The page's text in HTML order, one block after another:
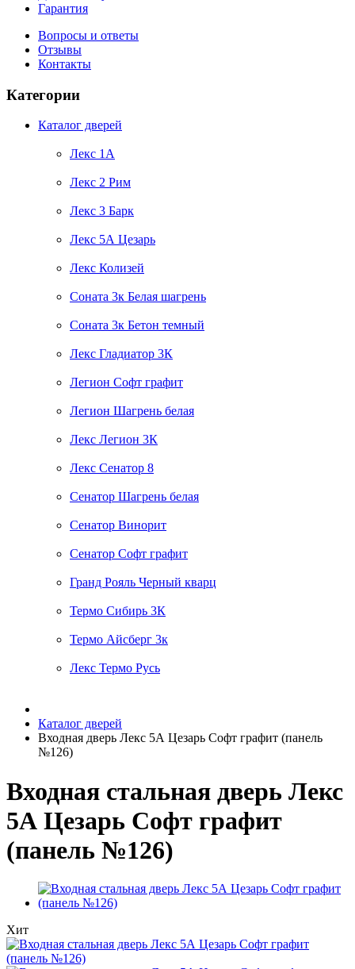
Гарантия
Вопросы и ответы
Отзывы
Контакты
Категории
Каталог дверей
Лекс 1А
Лекс 2 Рим
Лекс 3 Барк
Лекс 5А Цезарь
Лекс Колизей
Соната 3к Белая шагрень
Соната 3к Бетон темный
Лекс Гладиатор 3К
Легион Софт графит
Легион Шагрень белая
Лекс Легион 3К
Лекс Сенатор 8
Сенатор Шагрень белая
Сенатор Винорит
Сенатор Софт графит
Гранд Рояль Черный кварц
Термо Сибирь 3К
Термо Айсберг 3к
Лекс Термо Русь
Каталог дверей
Входная дверь Лекс 5А Цезарь Софт графит (панель
№126)
Входная стальная дверь Лекс
5А Цезарь Софт графит
(панель №126)
Хит